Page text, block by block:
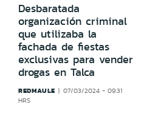
Desbaratada
organización criminal
que utilizaba la
fachada de fiestas
exclusivas para vender
drogas en Talca
REDMAULE
07/03/2024 - 09:31
HRS